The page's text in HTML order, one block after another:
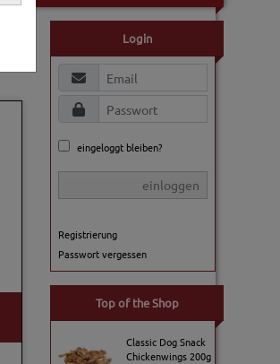
Login
eingeloggt bleiben?
einloggen
Registrierung
Passwort vergessen
Top of the Shop
Classic Dog Snack
Chickenwings 200g